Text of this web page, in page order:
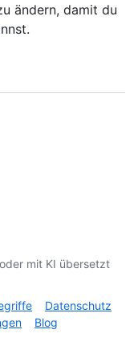
ändern, damit du
mit KI übersetzt
Datenschutz
Blog